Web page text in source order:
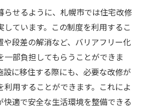
らせるように、札幌市では住宅改修
しています。この制度を利用するこ
や段差の解消など、バリアフリー化
一部負担してもらうことができま
設に移住する際にも、必要な改修が
利用することができます。これによ
快適で安全な生活環境を整備できる